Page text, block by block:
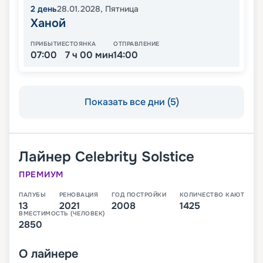
2 день28.01.2028, Пятница
Ханой
ПРИБЫТИЕ
07:00
СТОЯНКА
7 ч 00 мин
ОТПРАВЛЕНИЕ
14:00
Показать все дни (5)
Лайнер Celebrity Solstice
ПРЕМИУМ
ПАЛУБЫ
13
РЕНОВАЦИЯ
2021
ГОД ПОСТРОЙКИ
2008
КОЛИЧЕСТВО КАЮТ
1425
ВМЕСТИМОСТЬ (ЧЕЛОВЕК)
2850
О лайнере